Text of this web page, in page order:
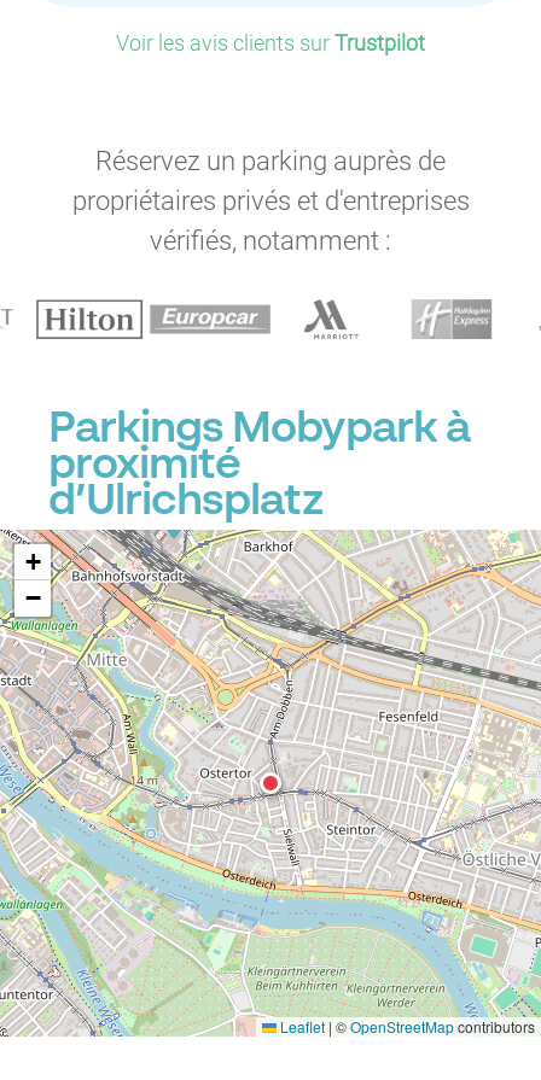
Voir les avis clients surTrustpilot
Réservez un parking auprès de
propriétaires privés et d'entreprises
vérifiés, notamment :
Parkings Mobypark à
proximité
d’Ulrichsplatz
P
+
−
Leaflet | ©OpenStreetMapcontributors